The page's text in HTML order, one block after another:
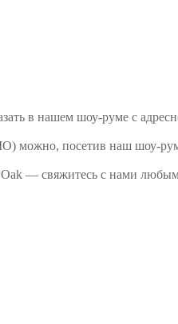
в нашем шоу-руме с
посетив наш шоу-рум
— свяжитесь с нами